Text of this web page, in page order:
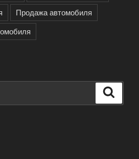
Продажа автомобиля